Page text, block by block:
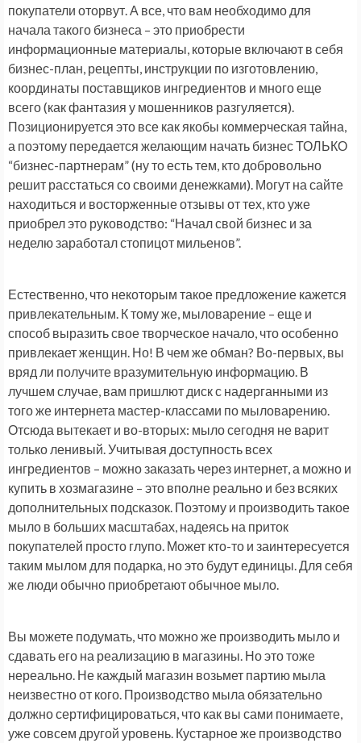
покупатели оторвут. А все, что вам необходимо для
начала такого бизнеса – это приобрести
информационные материалы, которые включают в себя
бизнес-план, рецепты, инструкции по изготовлению,
координаты поставщиков ингредиентов и много еще
всего (как фантазия у мошенников разгуляется).
Позиционируется это все как якобы коммерческая тайна,
а поэтому передается желающим начать бизнес ТОЛЬКО
“бизнес-партнерам” (ну то есть тем, кто добровольно
решит расстаться со своими денежками). Могут на сайте
находиться и восторженные отзывы от тех, кто уже
приобрел это руководство: “Начал свой бизнес и за
неделю заработал стопицот мильенов”.
Естественно, что некоторым такое предложение кажется
привлекательным. К тому же, мыловарение – еще и
способ выразить свое творческое начало, что особенно
привлекает женщин. Но! В чем же обман? Во-первых, вы
вряд ли получите вразумительную информацию. В
лучшем случае, вам пришлют диск с надерганными из
того же интернета мастер-классами по мыловарению.
Отсюда вытекает и во-вторых: мыло сегодня не варит
только ленивый. Учитывая доступность всех
ингредиентов – можно заказать через интернет, а можно и
купить в хозмагазине – это вполне реально и без всяких
дополнительных подсказок. Поэтому и производить такое
мыло в больших масштабах, надеясь на приток
покупателей просто глупо. Может кто-то и заинтересуется
таким мылом для подарка, но это будут единицы. Для себя
же люди обычно приобретают обычное мыло.
Вы можете подумать, что можно же производить мыло и
сдавать его на реализацию в магазины. Но это тоже
нереально. Не каждый магазин возьмет партию мыла
неизвестно от кого. Производство мыла обязательно
должно сертифицироваться, что как вы сами понимаете,
уже совсем другой уровень. Кустарное же производство